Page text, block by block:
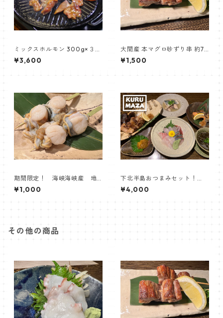
ミックスホルモン 300g×３セ
ット【三代目藤村商店】
¥3,600
大間産 本マグロ砂ずり串 約70
g 【居酒屋くるまざ】
¥1,500
期間限定！ 海峡海峡産 地
まきホタテ串
¥1,000
下北半島おつまみセット！
【居酒屋くるまざ】
¥4,000
その他の商品